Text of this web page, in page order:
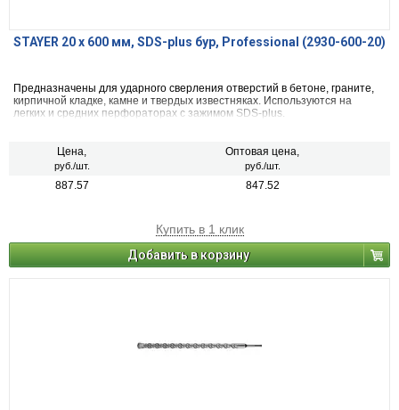
STAYER 20 x 600 мм, SDS-plus бур, Professional (2930-600-20)
Предназначены для ударного сверления отверстий в бетоне, граните,
кирпичной кладке, камне и твердых известняках. Используются на
легких и средних перфораторах с зажимом SDS-plus.
Цена,
руб./шт.
Оптовая цена,
руб./шт.
887.57 847.52
Купить в 1 клик
Добавить в корзину